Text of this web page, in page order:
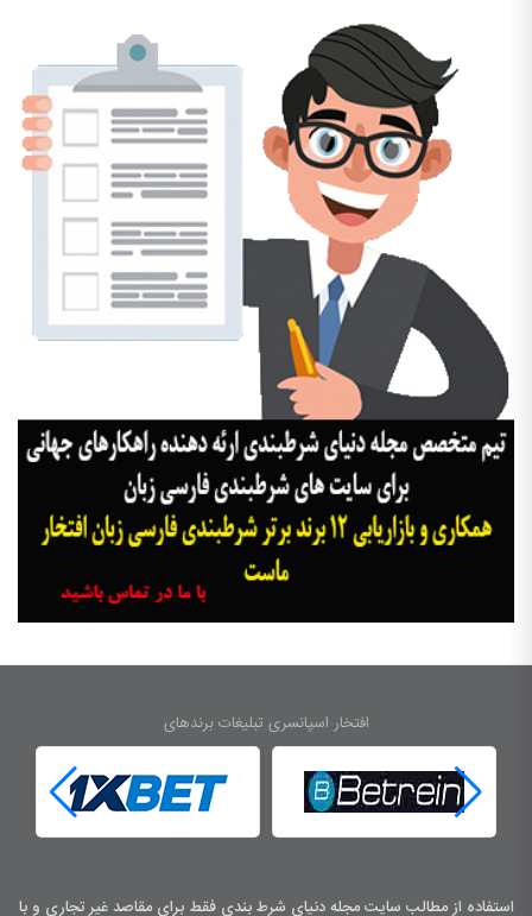
افتخار اسپانسری تبلیغات برندهای
استفاده از مطالب سایت مجله دنیای شرط بندی فقط برای مقاصد غیر تجاری و با